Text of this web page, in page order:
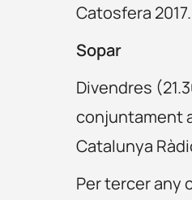
Catosfera 2017.
Sopar
Divendres
conjuntament
Catalunya
Per tercer any